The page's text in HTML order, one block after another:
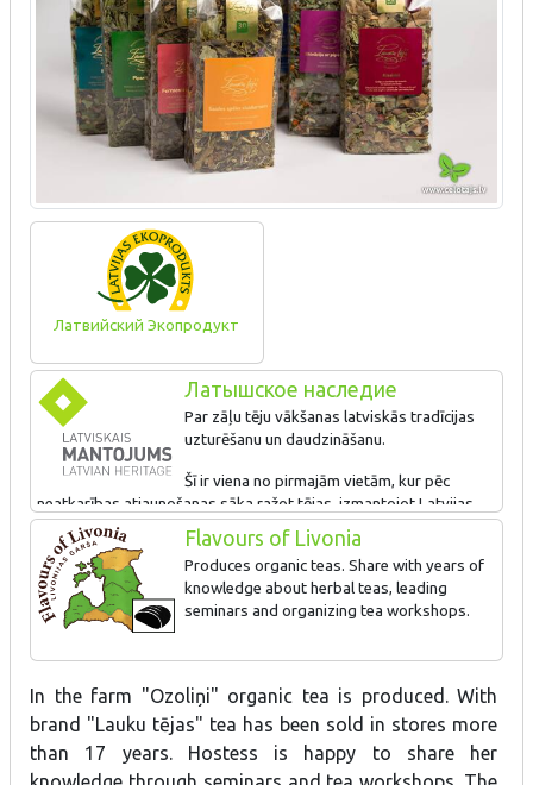
Латвийский Экопродукт
Латышское наследие
Par zāļu tēju vākšanas latviskās tradīcijas
uzturēšanu un daudzināšanu.
Šī ir viena no pirmajām vietām, kur pēc
neatkarības atjaunošanas sāka ražot tējas, izmantojot Latvijas
savvaļas un dārzā audzētos augus. Saimnieki organizē
seminārus un tēju darbnīcas. Tūristi var aplūkot saimniecību,
noklausīties stāstījumu par tēju veselīgo ietekmi un iegādāties
šeit saražoto produkciju.
Flavours of Livonia
Produces organic teas. Share with years of
knowledge about herbal teas, leading
seminars and organizing tea workshops.
In the farm "Ozoliņi" organic tea is produced. With
brand "Lauku tējas" tea has been sold in stores more
than 17 years. Hostess is happy to share her